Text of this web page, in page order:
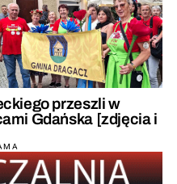
przeszli w
Gdańska [zdjęcia i